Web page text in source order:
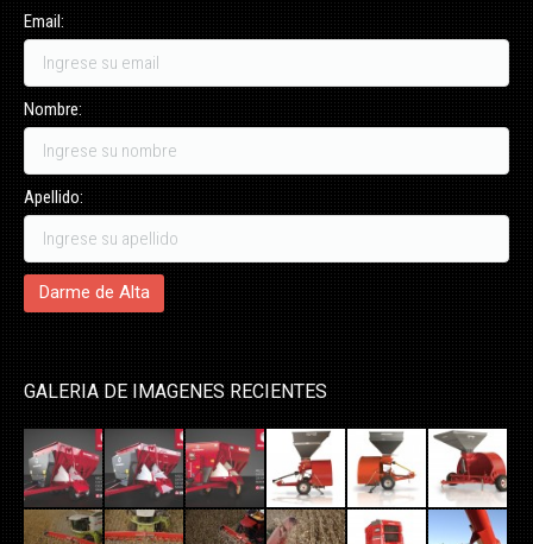
Email:
Nombre:
Apellido:
GALERIA DE IMAGENES RECIENTES